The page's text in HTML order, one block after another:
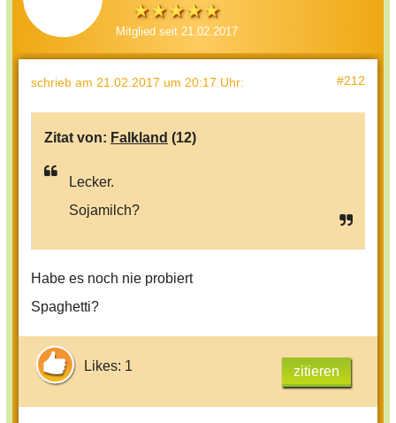
Mitglied seit 21.02.2017
schrieb am 21.02.2017 um 20:17 Uhr: #212
Zitat von: Falkland (12)
Lecker.
Sojamilch?
Habe es noch nie probiert
Spaghetti?
Likes: 1 zitieren